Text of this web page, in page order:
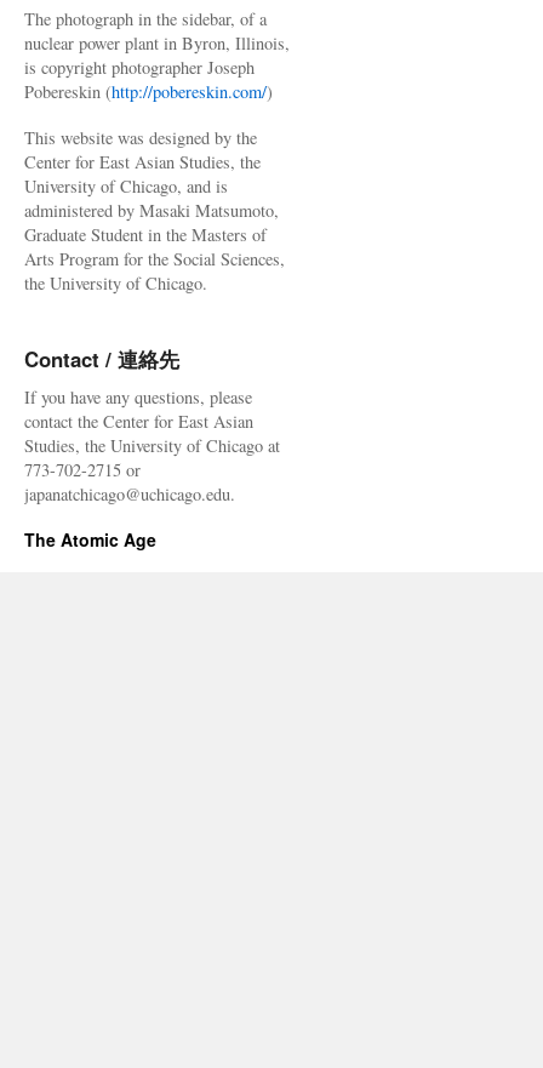
The photograph in the sidebar, of a
nuclear power plant in Byron, Illinois,
is copyright photographer Joseph
Pobereskin (http://pobereskin.com/)
This website was designed by the
Center for East Asian Studies, the
University of Chicago, and is
administered by Masaki Matsumoto,
Graduate Student in the Masters of
Arts Program for the Social Sciences,
the University of Chicago.
Contact / 連絡先
If you have any questions, please
contact the Center for East Asian
Studies, the University of Chicago at
773-702-2715 or
japanatchicago@uchicago.edu.
The Atomic Age